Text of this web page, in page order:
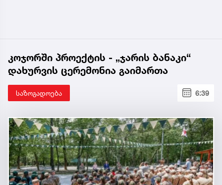
კოჯორში პროექტის - „ჯარის ბანაკი“
დახურვის ცერემონია გაიმართა
საზოგადოება 6:39